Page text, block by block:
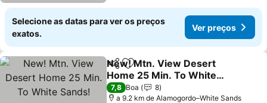
Selecione as datas para ver os preços
exatos.
Ver preços
PartilharAdicionar aos favoritos
New! Mtn. View Desert
Home 25 Min. To White
Sands!
Ver preços
7,8 Boa
8
a 9.2 km de Alamogordo–White Sands